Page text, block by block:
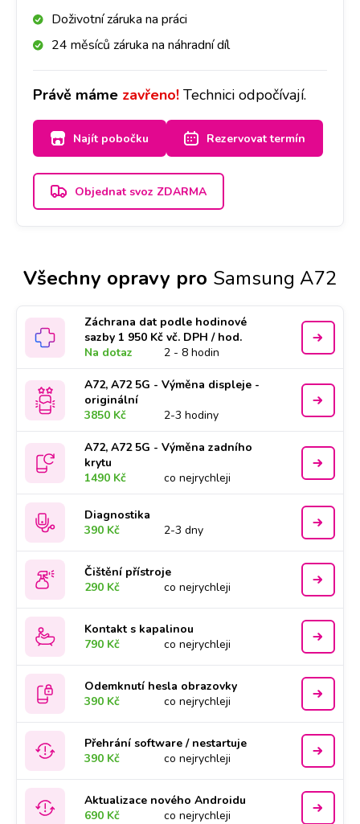
abychom dokázali přesně určit, co danou závadu
způsobuje. Následně, po jejím provedení, se s Vámi
spojíme a domluvíme se ohledně dalšího postupu
nebudeme. Při diagnostice záleží také na míře
poškození Vašeho Samsung A72, časově cca na 1-3
dny.
Doživotní záruka na práci
24 měsíců záruka na náhradní díl
Právě máme zavřeno! Technici odpočívají.
Najít pobočku Rezervovat termín
Objednat svoz ZDARMA
Všechny opravy pro Samsung A72
Záchrana dat podle hodinové
sazby 1 950 Kč vč. DPH / hod.
Na dotaz
2 - 8 hodin
A72, A72 5G - Výměna displeje -
originální
3850 Kč
2-3 hodiny
A72, A72 5G - Výměna zadního
krytu
1490 Kč
co nejrychleji
Diagnostika
390 Kč
2-3 dny
Čištění přístroje
290 Kč
co nejrychleji
Kontakt s kapalinou
790 Kč
co nejrychleji
Odemknutí hesla obrazovky
390 Kč
co nejrychleji
Přehrání software / nestartuje
390 Kč
co nejrychleji
Aktualizace nového Androidu
690 Kč
co nejrychleji